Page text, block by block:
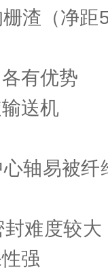
渣（净距
有优势
旋输
心轴易
密封难
强‌